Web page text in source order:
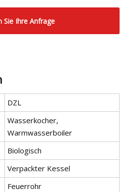
Sie Ihre Anfrage
DZL
Wasserkocher,
Warmwasserboiler
Biologisch
Verpackter Kessel
Feuerrohr